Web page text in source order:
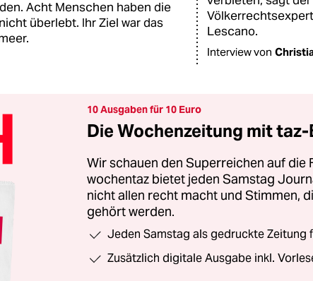
Acht Menschen haben die
überlebt. Ihr Ziel war das
Lescano.
Interview von
10 Ausgaben für 10 Euro
Die Wochenzeitung mit
Wir schauen den Superreichen auf die
wochentaz bietet jeden Samstag
nicht allen recht macht und Stimmen,
gehört werden.
Jeden Samstag als gedruckte Zeitung
Zusätzlich digitale Ausgabe inkl.